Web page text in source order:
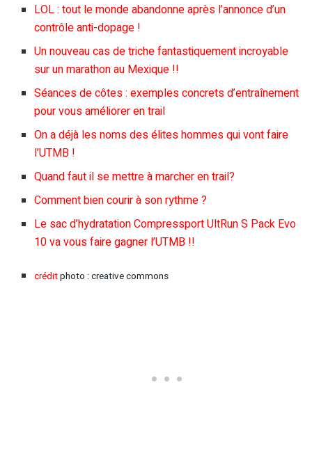
LOL : tout le monde abandonne après l’annonce d’un
contrôle anti-dopage !
Un nouveau cas de triche fantastiquement incroyable
sur un marathon au Mexique !!
Séances de côtes : exemples concrets d’entraînement
pour vous améliorer en trail
On a déjà les noms des élites hommes qui vont faire
l’UTMB !
Quand faut il se mettre à marcher en trail?
Comment bien courir à son rythme ?
Le sac d’hydratation Compressport UltRun S Pack Evo
10 va vous faire gagner l’UTMB !!
créditphoto : creative commons